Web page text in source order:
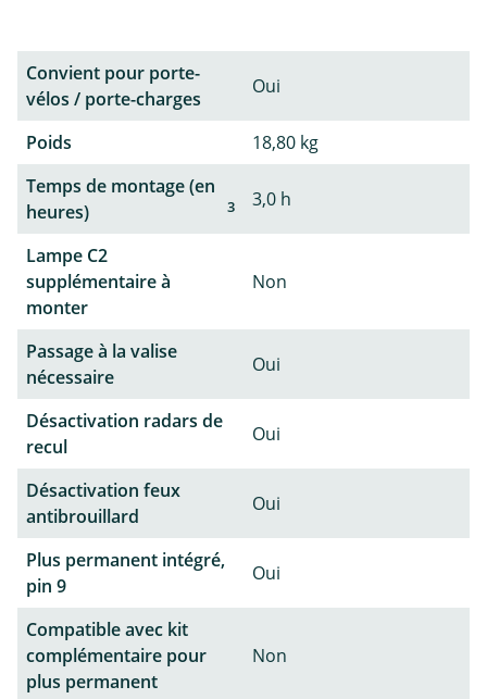
Convient pour porte-
vélos / porte-charges
Oui
Poids
18,80 kg
Temps de montage (en
heures)
3 3,0 h
Lampe C2
supplémentaire à
monter
Non
Passage à la valise
nécessaire
Oui
Désactivation radars de
recul
Oui
Désactivation feux
antibrouillard
Oui
Plus permanent intégré,
pin 9
Oui
Compatible avec kit
complémentaire pour
plus permanent
Non